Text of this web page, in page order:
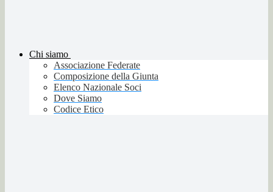
Chi siamo
Associazione Federate
Composizione della Giunta
Elenco Nazionale Soci
Dove Siamo
Codice Etico